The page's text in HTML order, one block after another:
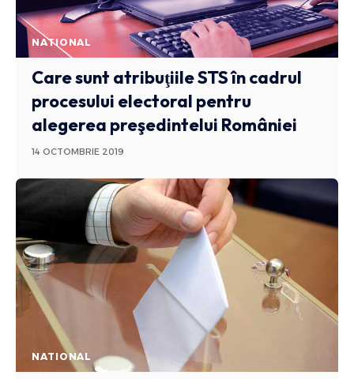
NATIONAL
Care sunt atribuţiile STS în cadrul
procesului electoral pentru
alegerea preşedintelui României
14 OCTOMBRIE 2019
NATIONAL